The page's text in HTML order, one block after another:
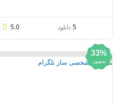
5 دانلود 5.0
33%
تخفیف